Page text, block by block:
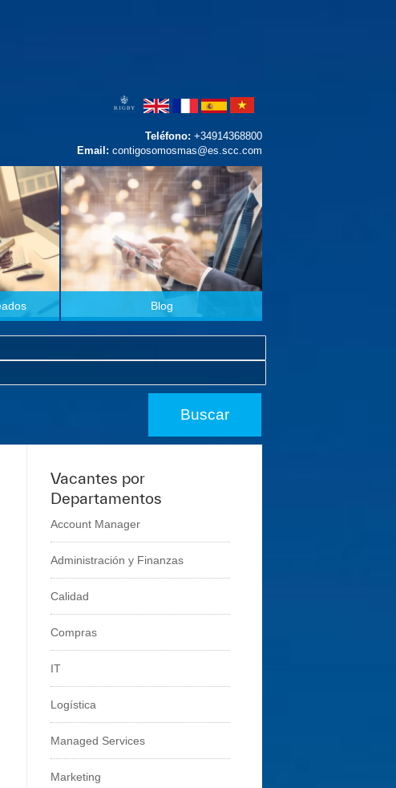
Teléfono: +34914368800
Email: contigosomosmas@es.scc.com
Blog
Vacantes por
Departamentos
Account Manager
Administración y Finanzas
Calidad
Compras
IT
Logí­stica
Managed Services
Marketing